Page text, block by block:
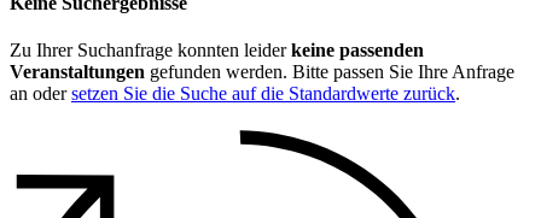
Zu Ihrer Suchanfrage konnten leiderkeine passenden
Veranstaltungen gefunden werden. Bitte passen Sie Ihre Anfrage
an odersetzen Sie die Suche auf die Standardwerte zurück.